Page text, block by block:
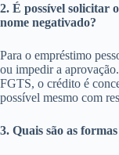
2. É possível solicitar
nome negativado?
Para o empréstimo
ou impedir a
FGTS, o crédito é
possível mesmo com
3. Quais são as